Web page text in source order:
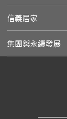
信義居家
集團與永續發展